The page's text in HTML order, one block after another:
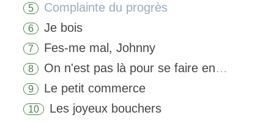
5 Complainte du progrès
6 Je bois
7 Fes-me mal, Johnny
8 On n'est pas là pour se faire engueuler
9 Le petit commerce
10 Les joyeux bouchers